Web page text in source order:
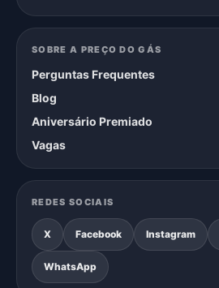
SOBRE A PREÇO DO GÁS
Perguntas Frequentes
Blog
Aniversário Premiado
Vagas
REDES SOCIAIS
X Facebook Instagram
WhatsApp